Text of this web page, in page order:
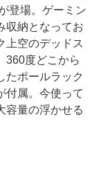
登場。ゲーミン
収納となってお
上空のデッドス
360度どこから
たポールラック
付属。今使って
容量の浮かせる